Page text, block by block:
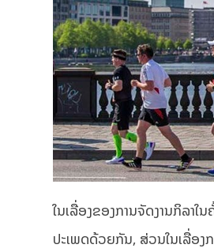
ໃນເລື່ອງຂອງການຈັດງານກິລາ
ປະເພດດ້ວຍກັນ, ສ່ວນໃນເລື່ອງ